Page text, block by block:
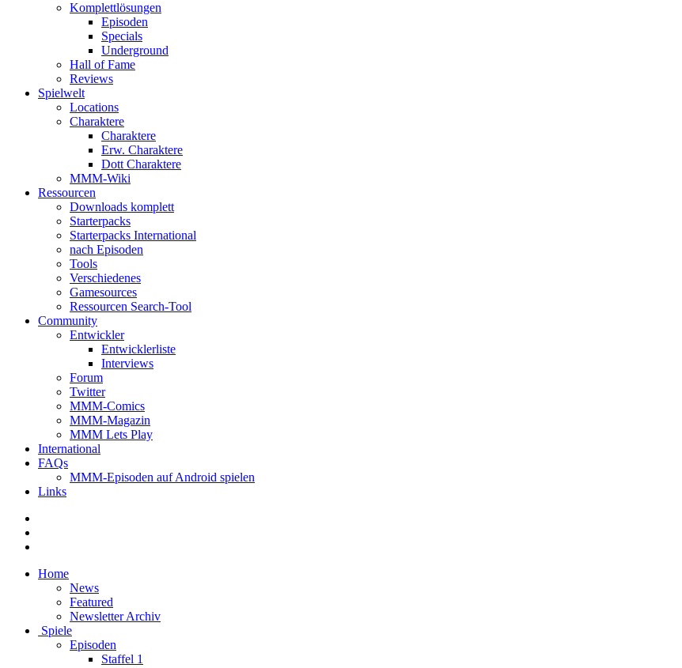
Komplettlösungen
Episoden
Specials
Underground
Hall of Fame
Reviews
Spielwelt
Locations
Charaktere
Charaktere
Erw. Charaktere
Dott Charaktere
MMM-Wiki
Ressourcen
Downloads komplett
Starterpacks
Starterpacks International
nach Episoden
Tools
Verschiedenes
Gamesources
Ressourcen Search-Tool
Community
Entwickler
Entwicklerliste
Interviews
Forum
Twitter
MMM-Comics
MMM-Magazin
MMM Lets Play
International
FAQs
MMM-Episoden auf Android spielen
Links
Home
News
Featured
Newsletter Archiv
Spiele
Episoden
Staffel 1